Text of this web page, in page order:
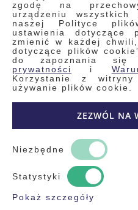
zgodę na
urządzeniu
naszej Polityce
ustawienia dotyczące
zmienić w każdej
dotyczące plików
do zapoznania
prywatności
i
Korzystanie z
używanie plików cookie.
ZEZWÓL NA
Niezbędne
Statystyki
Pokaż szczegóły
Regulamin
Polityka prywatności i
Wyszukiwane frazy
Wyszukiwanie
Zamówienia
Skontaktuj się z nami
Odstąp od umowy
Kontakt